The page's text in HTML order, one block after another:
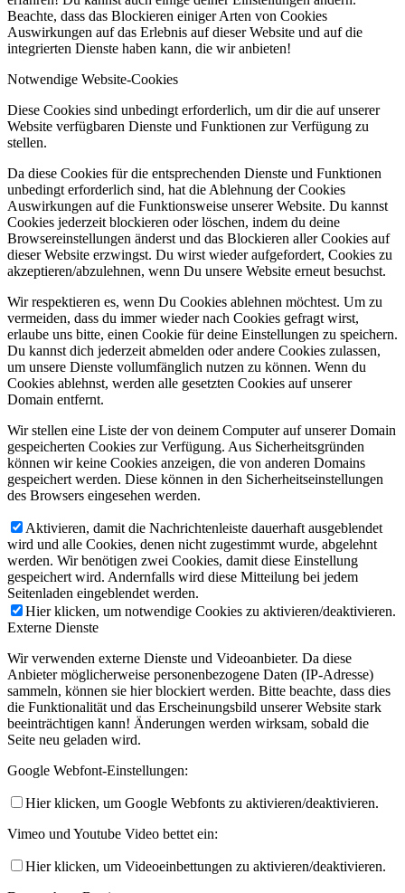
Beachte, dass das Blockieren einiger Arten von Cookies
Auswirkungen auf das Erlebnis auf dieser Website und auf die
integrierten Dienste haben kann, die wir anbieten!
Notwendige Website-Cookies
Diese Cookies sind unbedingt erforderlich, um dir die auf unserer
Website verfügbaren Dienste und Funktionen zur Verfügung zu
stellen.
Da diese Cookies für die entsprechenden Dienste und Funktionen
unbedingt erforderlich sind, hat die Ablehnung der Cookies
Auswirkungen auf die Funktionsweise unserer Website. Du kannst
Cookies jederzeit blockieren oder löschen, indem du deine
Browsereinstellungen änderst und das Blockieren aller Cookies auf
dieser Website erzwingst. Du wirst wieder aufgefordert, Cookies zu
akzeptieren/abzulehnen, wenn Du unsere Website erneut besuchst.
Wir respektieren es, wenn Du Cookies ablehnen möchtest. Um zu
vermeiden, dass du immer wieder nach Cookies gefragt wirst,
erlaube uns bitte, einen Cookie für deine Einstellungen zu speichern.
Du kannst dich jederzeit abmelden oder andere Cookies zulassen,
um unsere Dienste vollumfänglich nutzen zu können. Wenn du
Cookies ablehnst, werden alle gesetzten Cookies auf unserer
Domain entfernt.
Wir stellen eine Liste der von deinem Computer auf unserer Domain
gespeicherten Cookies zur Verfügung. Aus Sicherheitsgründen
können wir keine Cookies anzeigen, die von anderen Domains
gespeichert werden. Diese können in den Sicherheitseinstellungen
des Browsers eingesehen werden.
Aktivieren, damit die Nachrichtenleiste dauerhaft ausgeblendet
wird und alle Cookies, denen nicht zugestimmt wurde, abgelehnt
werden. Wir benötigen zwei Cookies, damit diese Einstellung
gespeichert wird. Andernfalls wird diese Mitteilung bei jedem
Seitenladen eingeblendet werden.
Hier klicken, um notwendige Cookies zu aktivieren/deaktivieren.
Externe Dienste
Wir verwenden externe Dienste und Videoanbieter. Da diese
Anbieter möglicherweise personenbezogene Daten (IP-Adresse)
sammeln, können sie hier blockiert werden. Bitte beachte, dass dies
die Funktionalität und das Erscheinungsbild unserer Website stark
beeinträchtigen kann! Änderungen werden wirksam, sobald die
Seite neu geladen wird.
Google Webfont-Einstellungen:
Hier klicken, um Google Webfonts zu aktivieren/deaktivieren.
Vimeo und Youtube Video bettet ein:
Hier klicken, um Videoeinbettungen zu aktivieren/deaktivieren.